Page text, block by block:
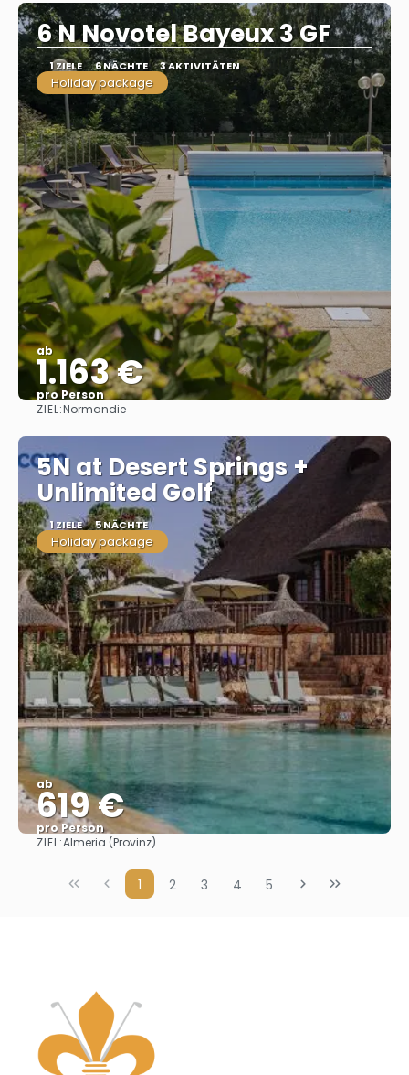
6 N Novotel Bayeux 3 GF
1 ZIELE 6 NÄCHTE 3 AKTIVITÄTEN
Holiday package
ab
1.163 €
pro Person
ZIEL:Normandie
5N at Desert Springs +
Unlimited Golf
1 ZIELE 5 NÄCHTE
Holiday package
ab
619 €
pro Person
ZIEL:Almeria (Provinz)
1 2 3 4 5